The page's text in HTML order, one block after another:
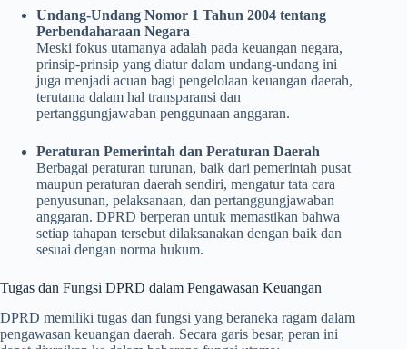
Undang-Undang Nomor 1 Tahun 2004 tentang
Perbendaharaan Negara
Meski fokus utamanya adalah pada keuangan negara,
prinsip-prinsip yang diatur dalam undang-undang ini
juga menjadi acuan bagi pengelolaan keuangan daerah,
terutama dalam hal transparansi dan
pertanggungjawaban penggunaan anggaran.
Peraturan Pemerintah dan Peraturan Daerah
Berbagai peraturan turunan, baik dari pemerintah pusat
maupun peraturan daerah sendiri, mengatur tata cara
penyusunan, pelaksanaan, dan pertanggungjawaban
anggaran. DPRD berperan untuk memastikan bahwa
setiap tahapan tersebut dilaksanakan dengan baik dan
sesuai dengan norma hukum.
Tugas dan Fungsi DPRD dalam Pengawasan Keuangan
DPRD memiliki tugas dan fungsi yang beraneka ragam dalam
pengawasan keuangan daerah. Secara garis besar, peran ini